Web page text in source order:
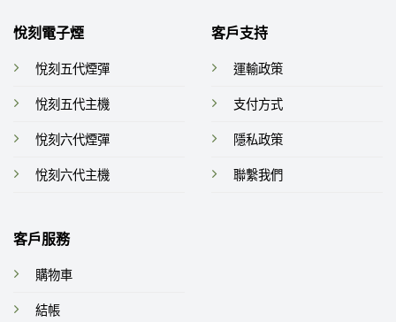
悅刻電子煙
悅刻五代煙彈
悅刻五代主機
悅刻六代煙彈
悅刻六代主機
客戶支持
運輸政策
支付方式
隱私政策
聯繫我們
客戶服務
購物車
結帳